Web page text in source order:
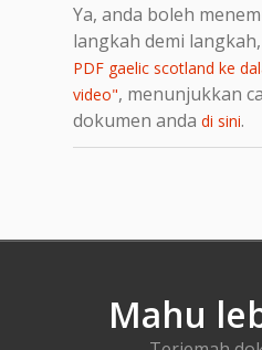
Ya, anda boleh
langkah demi langkah,
PDF gaelic scotland ke
video", menunjukkan
dokumen anda di sini.
Mahu